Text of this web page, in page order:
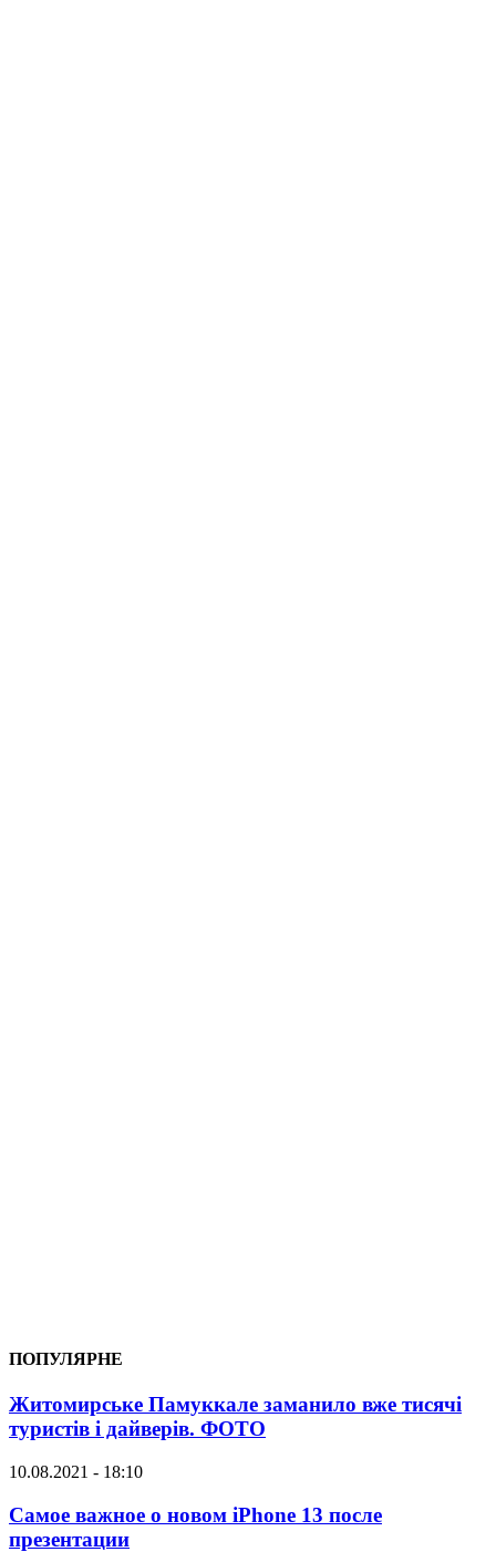
ПОПУЛЯРНЕ
Житомирське Памуккале заманило вже тисячі
туристів і дайверів. ФОТО
10.08.2021 - 18:10
Самое важное о новом iPhone 13 после
презентации